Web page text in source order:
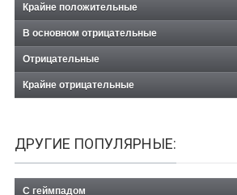
Крайне положительные
В основном отрицательные
Отрицательные
Крайне отрицательные
ДРУГИЕ ПОПУЛЯРНЫЕ:
С геймпадом